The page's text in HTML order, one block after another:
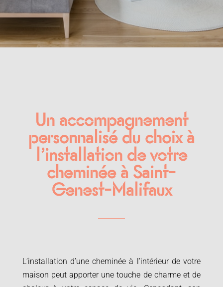
Un accompagnement
personnalisé du choix à
l’installation de votre
cheminée à Saint-
Genest-Malifaux
L’installation d’une cheminée à l’intérieur de votre
maison peut apporter une touche de charme et de